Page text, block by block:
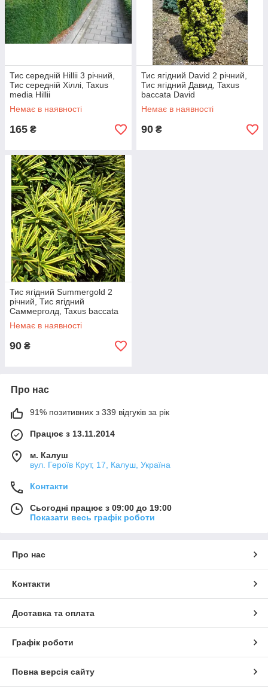
Тис середній Hillii 3 річний,
Тис середній Хіллі, Taxus
media Hillii
Немає в наявності
165 ₴
Тис ягідний David 2 річний,
Тис ягідний Давид, Taxus
baccata David
Немає в наявності
90 ₴
Тис ягідний Summergold 2
річний, Тис ягідний
Саммерголд, Taxus baccata
Summergold
Немає в наявності
90 ₴
Про нас
91% позитивних з 339 відгуків за рік
Працює з 13.11.2014
м. Калуш
вул. Героїв Крут, 17, Калуш, Україна
Контакти
Сьогодні працює з 09:00 до 19:00
Показати весь графік роботи
Про нас
Контакти
Доставка та оплата
Графік роботи
Повна версія сайту